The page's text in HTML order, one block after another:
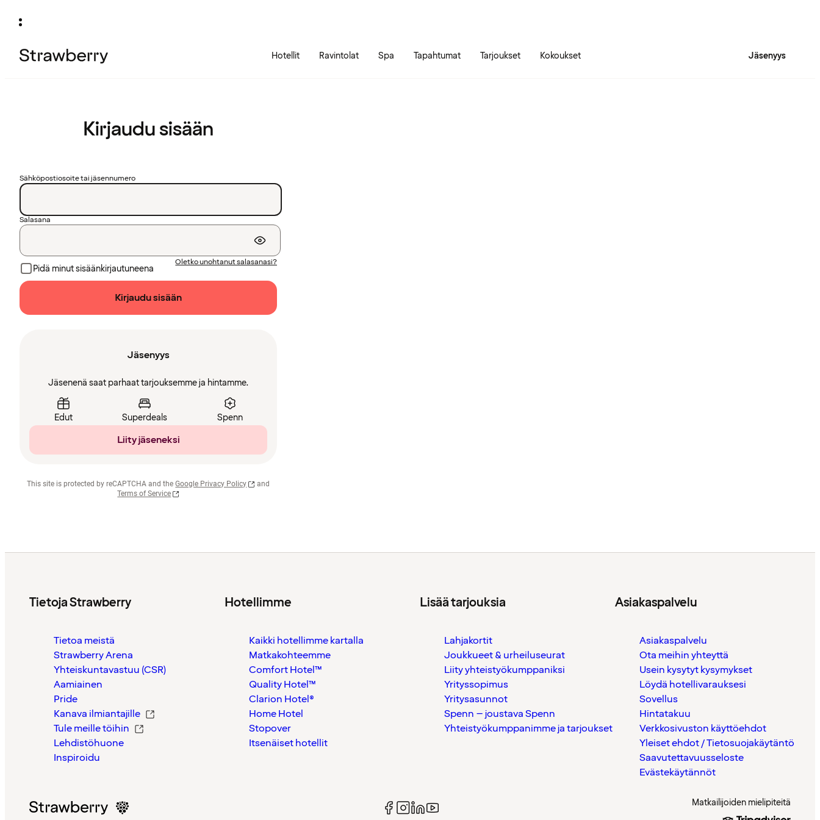
Hotellit Ravintolat Spa Tapahtumat Tarjoukset Kokoukset Jäsenyys
Kirjaudu sisään
Sähköpostiosoite tai jäsennumero
Salasana
Pidä minut sisäänkirjautuneena
Oletko unohtanut salasanasi?
Kirjaudu sisään
Jäsenyys
Jäsenenä saat parhaat tarjouksemme ja hintamme.
Edut Superdeals Spenn
Liity jäseneksi
This site is protected by reCAPTCHA and the Google Privacy Policy
and
Terms of Service
Tietoja Strawberry
Tietoa meistä
Strawberry Arena
Yhteiskuntavastuu (CSR)
Aamiainen
Pride
Kanava ilmiantajille
Tule meille töihin
Lehdistöhuone
Inspiroidu
Hotellimme
Kaikki hotellimme kartalla
Matkakohteemme
Comfort Hotel™
Quality Hotel™
Clarion Hotel®
Home Hotel
Stopover
Itsenäiset hotellit
Lisää tarjouksia
Lahjakortit
Joukkueet & urheiluseurat
Liity yhteistyökumppaniksi
Yrityssopimus
Yritysasunnot
Spenn – joustava Spenn
Yhteistyökumppanimme ja tarjoukset
Asiakaspalvelu
Asiakaspalvelu
Ota meihin yhteyttä
Usein kysytyt kysymykset
Löydä hotellivarauksesi
Sovellus
Hintatakuu
Verkkosivuston käyttöehdot
Yleiset ehdot / Tietosuojakäytäntö
Saavutettavuusseloste
Evästekäytännöt
Matkailijoiden mielipiteitä